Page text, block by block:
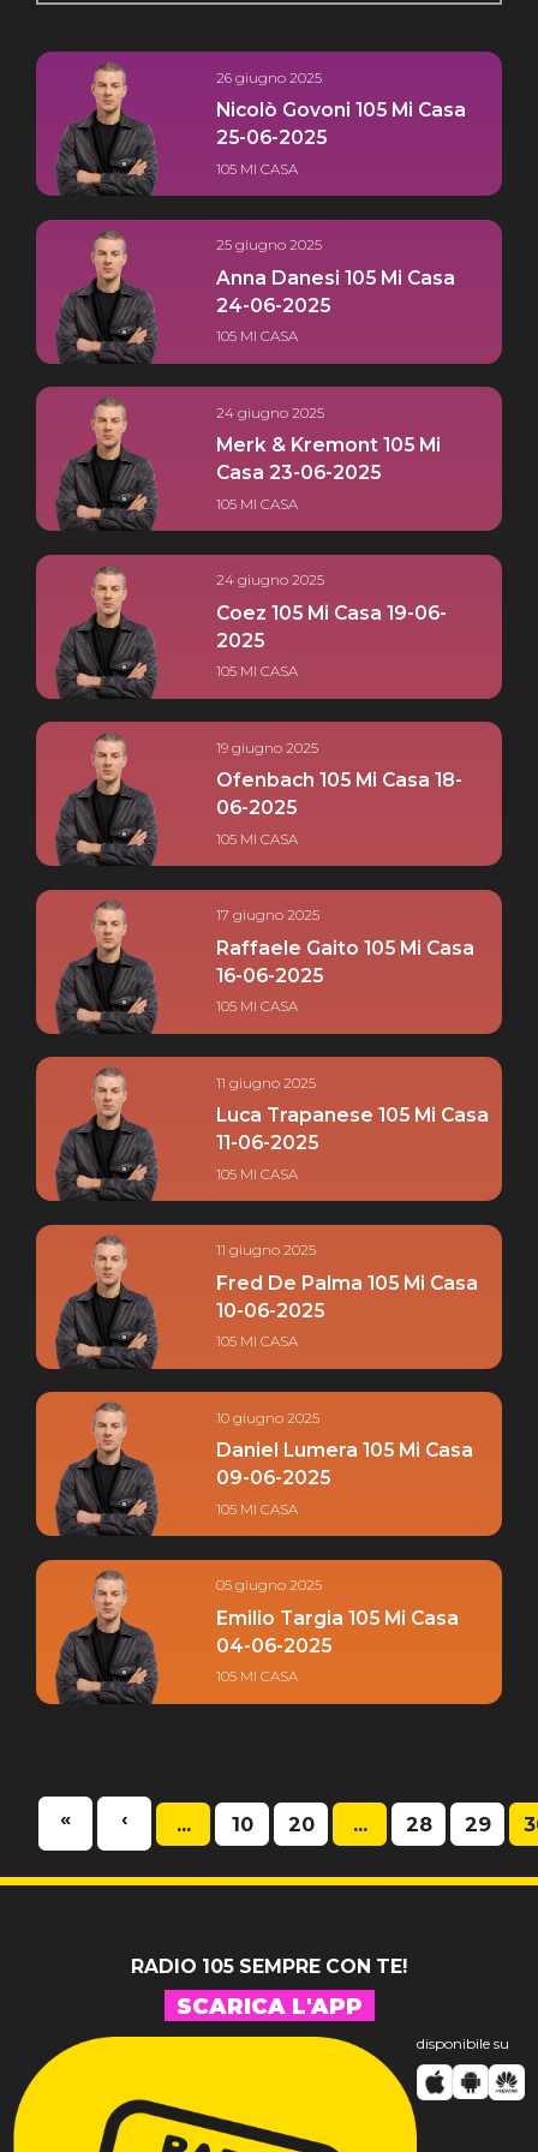
26 giugno 2025
Nicolò Govoni 105 Mi Casa
25-06-2025
105 MI CASA
25 giugno 2025
Anna Danesi 105 Mi Casa
24-06-2025
105 MI CASA
24 giugno 2025
Merk & Kremont 105 Mi
Casa 23-06-2025
105 MI CASA
24 giugno 2025
Coez 105 Mi Casa 19-06-
2025
105 MI CASA
19 giugno 2025
Ofenbach 105 Mi Casa 18-
06-2025
105 MI CASA
17 giugno 2025
Raffaele Gaito 105 Mi Casa
16-06-2025
105 MI CASA
11 giugno 2025
Luca Trapanese 105 Mi Casa
11-06-2025
105 MI CASA
11 giugno 2025
Fred De Palma 105 Mi Casa
10-06-2025
105 MI CASA
10 giugno 2025
Daniel Lumera 105 Mi Casa
09-06-2025
105 MI CASA
05 giugno 2025
Emilio Targia 105 Mi Casa
04-06-2025
105 MI CASA
« ‹ ... 10 20 ... 28 29
RADIO 105 SEMPRE CON TE!
SCARICA L'APP
disponibile su